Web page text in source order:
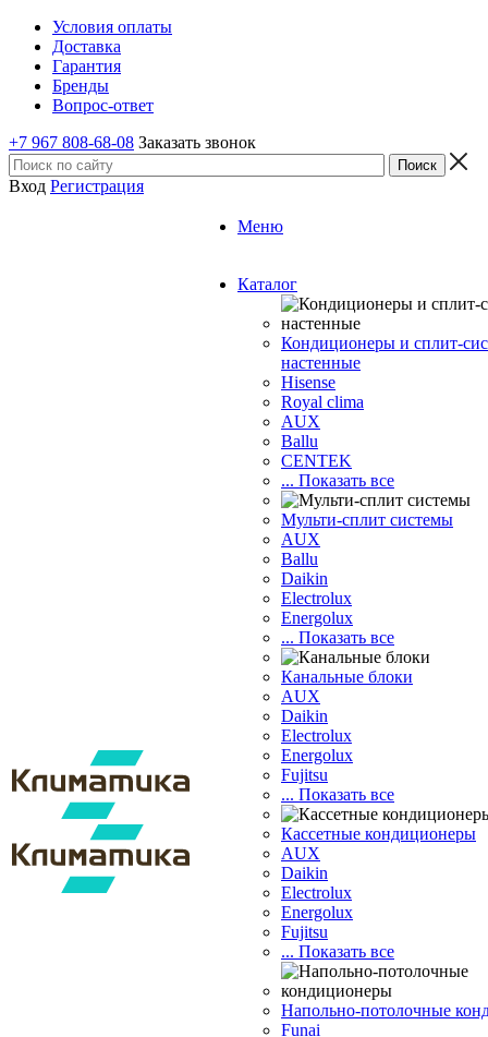
Условия оплаты
Доставка
Гарантия
Бренды
Вопрос-ответ
+7 967 808-68-08 Заказать звонок
Вход Регистрация
Меню
Каталог
Кондиционеры и сплит-
настенные
Hisense
Royal clima
AUX
Ballu
CENTEK
... Показать все
Мульти-сплит системы
AUX
Ballu
Daikin
Electrolux
Energolux
... Показать все
Канальные блоки
AUX
Dаikin
Electrolux
Energolux
Fujitsu
... Показать все
Кассетные кондиционеры
AUX
Daikin
Electrolux
Energolux
Fujitsu
... Показать все
Напольно-потолочные
Funai